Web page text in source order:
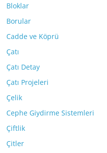
Bloklar
Borular
Cadde ve Köprü
Çatı
Çatı Detay
Çatı Projeleri
Çelik
Cephe Giydirme Sistemleri
Çiftlik
Çitler